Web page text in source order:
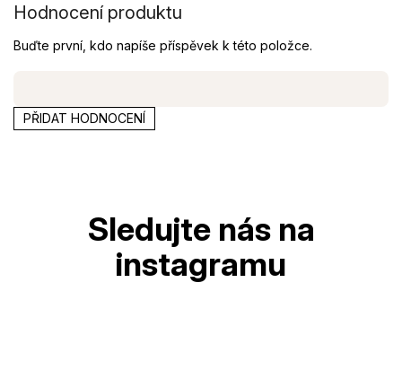
Hodnocení produktu
Buďte první, kdo napíše příspěvek k této položce.
PŘIDAT HODNOCENÍ